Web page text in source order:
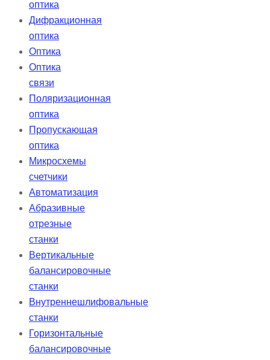
оптика
Дифракционная
оптика
Оптика
Оптика
связи
Поляризационная
оптика
Пропускающая
оптика
Микросхемы
счетчики
Автоматизация
Абразивные
отрезные
станки
Вертикальные
балансировочные
станки
Внутреннешлифовальные
станки
Горизонтальные
балансировочные